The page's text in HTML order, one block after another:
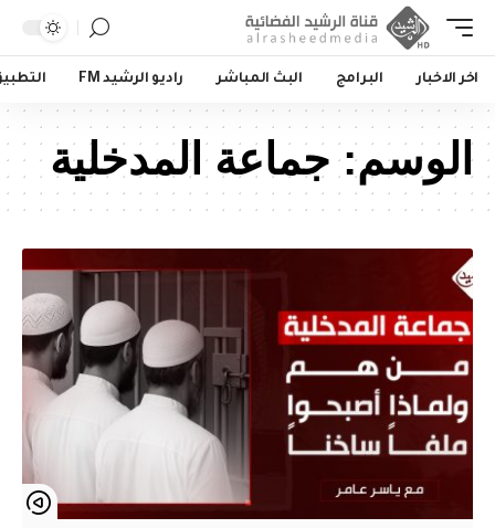
اخر الاخبار البرامج البث المباشر راديو الرشيد FM
الوسم:جماعة المدخلية